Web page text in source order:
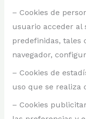
– Cookies de
usuario acceder al
predefinidas, tales
navegador,
– Cookies de
uso que se realiza
– Cookies